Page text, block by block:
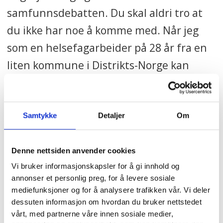
Samtykke Detaljer Om
Denne nettsiden anvender cookies
Vi bruker informasjonskapsler for å gi innhold og
annonser et personlig preg, for å levere sosiale
mediefunksjoner og for å analysere trafikken vår. Vi deler
dessuten informasjon om hvordan du bruker nettstedet
vårt, med partnerne våre innen sosiale medier,
samfunnsdebatten. Du skal aldri tro at
du ikke har noe å komme med. Når jeg
som en helsefagarbeider på 28 år fra en
liten kommune i Distrikts-Norge kan
bidra i debatten med mine perspektiver,
kan du også. Det er altfor få av såkalte
vanlige folk som deltar i
samfunnsdebatten. Ditt perspektiv er
viktig for å skape et bedre samfunn.
I starten av pandemien tegnet barn og
unge over hele landet tegninger med
teksten «Alt blir bra». Det kan ta tid før vi